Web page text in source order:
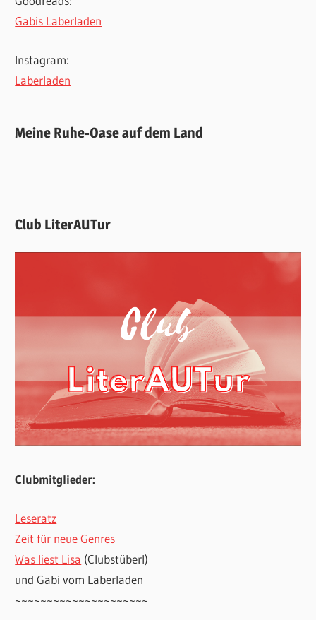
Gabis Laberladen
Instagram:
Laberladen
Meine Ruhe-Oase auf dem Land
Club LiterAUTur
Clubmitglieder:
Leseratz
Zeit für neue Genres
Was liest Lisa (Clubstüberl)
und Gabi vom Laberladen
~~~~~~~~~~~~~~~~~~~~~